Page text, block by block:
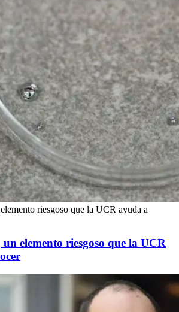
riesgoso que la UCR ayuda a
elemento riesgoso que la UCR